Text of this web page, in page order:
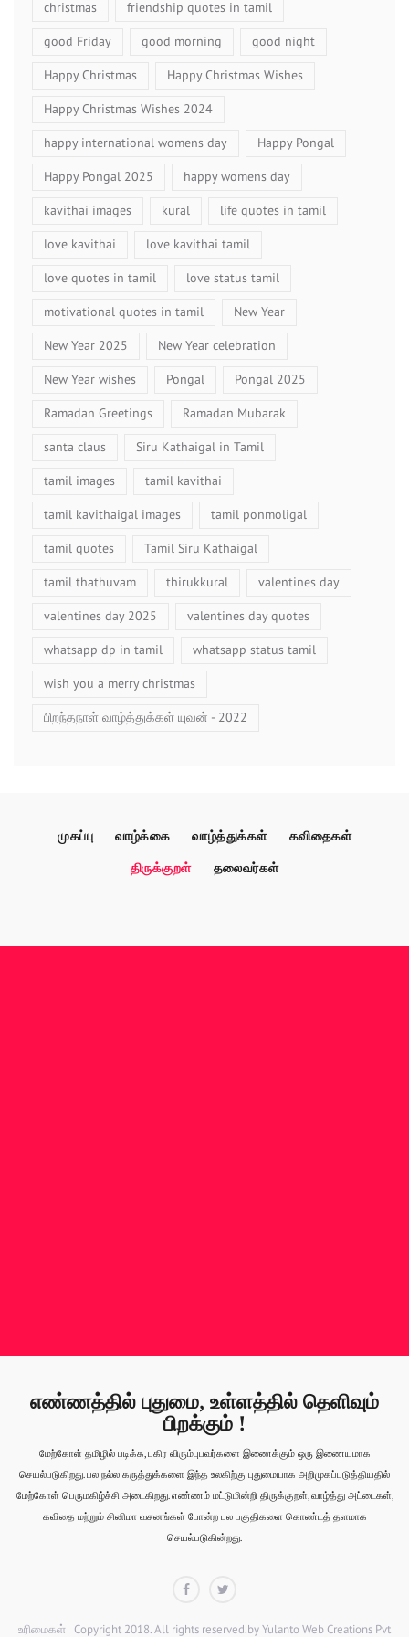
christmas friendship quotes in tamil
good Friday good morning good night
Happy Christmas Happy Christmas Wishes
Happy Christmas Wishes 2024
happy international womens day Happy Pongal
Happy Pongal 2025 happy womens day
kavithai images kural life quotes in tamil
love kavithai love kavithai tamil
love quotes in tamil love status tamil
motivational quotes in tamil New Year
New Year 2025 New Year celebration
New Year wishes Pongal Pongal 2025
Ramadan Greetings Ramadan Mubarak
santa claus Siru Kathaigal in Tamil
tamil images tamil kavithai
tamil kavithaigal images tamil ponmoligal
tamil quotes Tamil Siru Kathaigal
tamil thathuvam thirukkural valentines day
valentines day 2025 valentines day quotes
whatsapp dp in tamil whatsapp status tamil
wish you a merry christmas
பிறந்தநாள் வாழ்த்துக்கள் யுவன் - 2022
முகப்பு வாழ்க்கை வாழ்த்துக்கள்
கவிதைகள்
திருக்குறள்
தலைவர்கள்
எண்ணத்தில் புதுமை, உள்ளத்தில் தெளிவும்
பிறக்கும் !
மேற்கோள் தமிழில் படிக்க, பகிர விரும்புபவர்களை இணைக்கும் ஒரு இணையமாக
செயல்படுகிறது. பல நல்ல கருத்துக்களை இந்த உலகிற்கு புதுமையாக அறிமுகப்படுத்தியதில்
மேற்கோள் பெருமகிழ்ச்சி அடைகிறது. எண்ணம் மட்டுமின்றி திருக்குறள், வாழ்த்து அட்டைகள்,
கவிதை மற்றும் சினிமா வசனங்கள் போன்ற பல பகுதிகளை கொண்டத் தளமாக
செயல்படுகின்றது.
Facebook
உரிமைகள் Copyright 2018. All rights reserved.byYulanto Web Creations Pvt